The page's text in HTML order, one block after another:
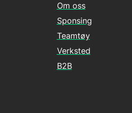
Om oss
Sponsing
Teamtøy
Verksted
B2B